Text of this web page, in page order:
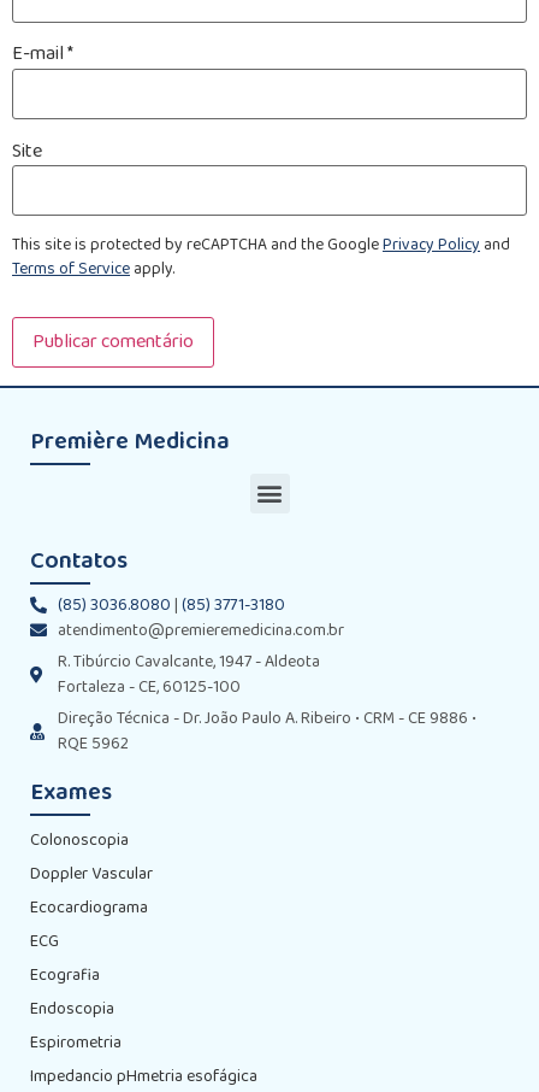
E-mail*
Site
This site is protected by reCAPTCHA and the GooglePrivacy Policyand
Terms of Serviceapply.
Première Medicina
Contatos
(85) 3036.8080|(85) 3771-3180
atendimento@premieremedicina.com.br
R. Tibúrcio Cavalcante, 1947 - Aldeota
Fortaleza - CE, 60125-100
Direção Técnica - Dr. João Paulo A. Ribeiro • CRM - CE 9886 •
RQE 5962
Exames
Colonoscopia
Doppler Vascular
Ecocardiograma
ECG
Ecografia
Endoscopia
Espirometria
Impedancio pHmetria esofágica